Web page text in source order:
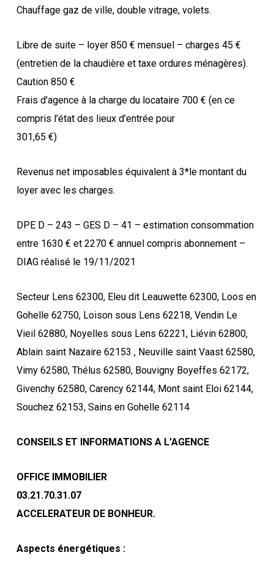
Chauffage gaz de ville, double vitrage, volets.
Libre de suite – loyer 850 € mensuel – charges 45 €
(entretien de la chaudière et taxe ordures ménagères).
Caution 850 €
Frais d’agence à la charge du locataire 700 € (en ce
compris l’état des lieux d’entrée pour
301,65 €)
Revenus net imposables équivalent à 3*le montant du
loyer avec les charges.
DPE D – 243 – GES D – 41 – estimation consommation
entre 1630 € et 2270 € annuel compris abonnement –
DIAG réalisé le 19/11/2021
Secteur Lens 62300, Eleu dit Leauwette 62300, Loos en
Gohelle 62750, Loison sous Lens 62218, Vendin Le
Vieil 62880, Noyelles sous Lens 62221, Liévin 62800,
Ablain saint Nazaire 62153 , Neuville saint Vaast 62580,
Vimy 62580, Thélus 62580, Bouvigny Boyeffes 62172,
Givenchy 62580, Carency 62144, Mont saint Eloi 62144,
Souchez 62153, Sains en Gohelle 62114
CONSEILS ET INFORMATIONS A L’AGENCE
OFFICE IMMOBILIER
03.21.70.31.07
ACCELERATEUR DE BONHEUR.
Aspects énergétiques :